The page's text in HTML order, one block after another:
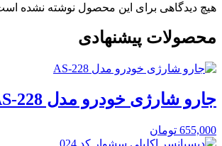
هیچ دیدگاهی برای این محصول نوشته نشده
محصولات پیشنهادی
جارو شارژی خودرو مدل AS-228
655,000 تومان